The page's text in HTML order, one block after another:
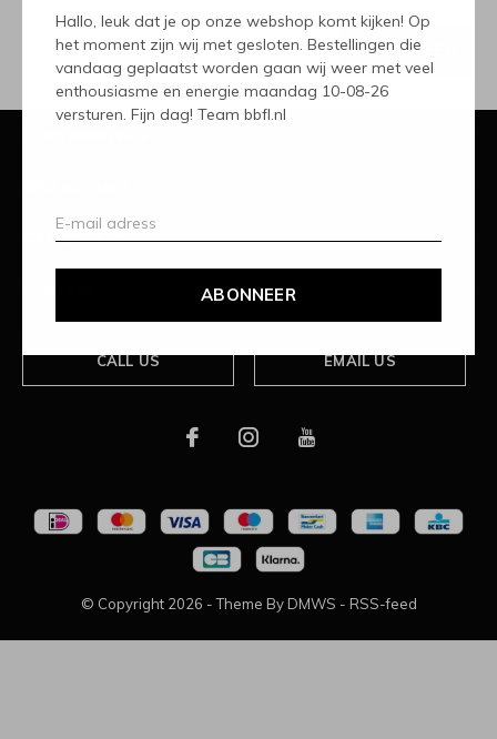
Hallo, leuk dat je op onze webshop komt kijken! Op
het moment zijn wij met gesloten. Bestellingen die
vandaag geplaatst worden gaan wij weer met veel
enthousiasme en energie maandag 10-08-26
versturen. Fijn dag! Team bbfl.nl
ABONNEER
ABONNEER
Categorieën
CALL US EMAIL US
© Copyright 2026 - Theme By DMWS - RSS-feed